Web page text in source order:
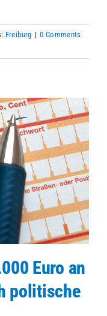
Freiburg | 0 Comments
Euro an
politische